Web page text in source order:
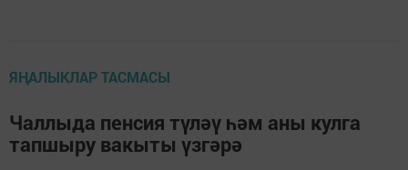
ЯҢАЛЫКЛАР ТАСМАСЫ
Чаллыда пенсия түләү һәм аны кулга
тапшыру вакыты үзгәрә